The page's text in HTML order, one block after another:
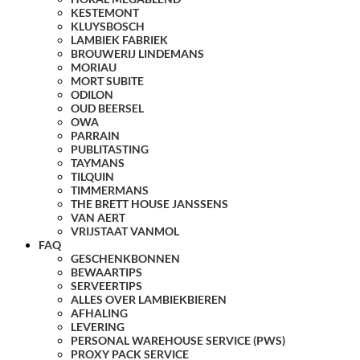
KESTEMONT
KLUYSBOSCH
LAMBIEK FABRIEK
BROUWERIJ LINDEMANS
MORIAU
MORT SUBITE
ODILON
OUD BEERSEL
OWA
PARRAIN
PUBLITASTING
TAYMANS
TILQUIN
TIMMERMANS
THE BRETT HOUSE JANSSENS
VAN AERT
VRIJSTAAT VANMOL
FAQ
GESCHENKBONNEN
BEWAARTIPS
SERVEERTIPS
ALLES OVER LAMBIEKBIEREN
AFHALING
LEVERING
PERSONAL WAREHOUSE SERVICE (PWS)
PROXY PACK SERVICE